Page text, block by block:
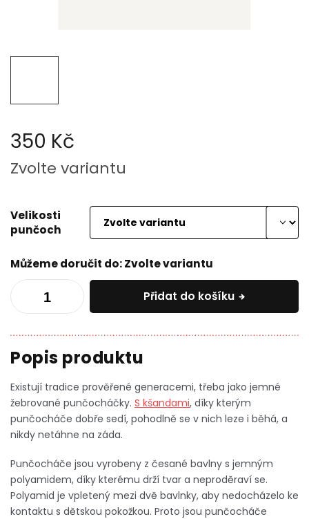
350 Kč
Měrná
cena:
Zvolte variantu
Velikosti
punčoch
Můžeme doručit do:Zvolte variantu
Přidat do košíku
Existují tradice prověřené generacemi, třeba jako jemné
žebrované punčocháčky. S kšandami, díky kterým
punčocháče dobře sedí, pohodlně se v nich leze i běhá, a
nikdy netáhne na záda.
Punčocháče jsou vyrobeny z česané bavlny s jemným
polyamidem, díky kterému drží tvar a neproděraví se.
Polyamid je vpletený mezi dvě bavlnky, aby nedocházelo ke
kontaktu s dětskou pokožkou. Proto jsou punčocháče